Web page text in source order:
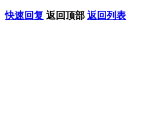
快速回复 返回顶部 返回列表